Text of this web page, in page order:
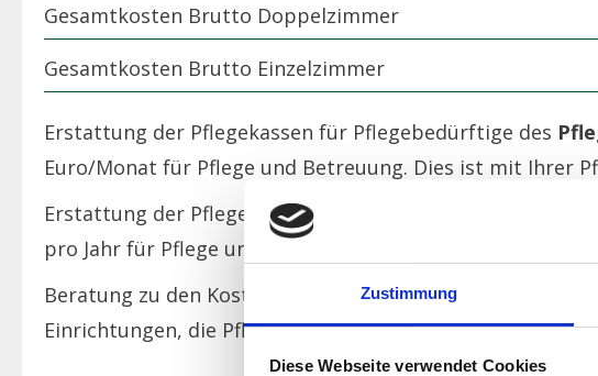
Zustimmung
Diese Webseite verwendet Cookies
Gesamtkosten Brutto Doppelzimmer
Gesamtkosten Brutto Einzelzimmer
Erstattung der Pflegekassen für Pflegebedürftige des
Euro/Monat für Pflege und Betreuung. Dies ist mit Ihrer
Erstattung der Pflegekassen für Pflegebedürftige der
pro Jahr für Pflege und Betreuung. Dies ist mit Ihrer
Beratung zu den Kosten / Kostenerstattung geben Ihnen
Einrichtungen, die Pflegestützpunkte oder Ihre